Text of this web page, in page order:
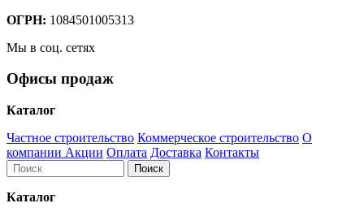
ОГРН: 1084501005313
Мы в соц. сетях
Офисы продаж
Каталог
Частное строительство Коммерческое строительство О
компании Акции Оплата Доставка Контакты
Каталог